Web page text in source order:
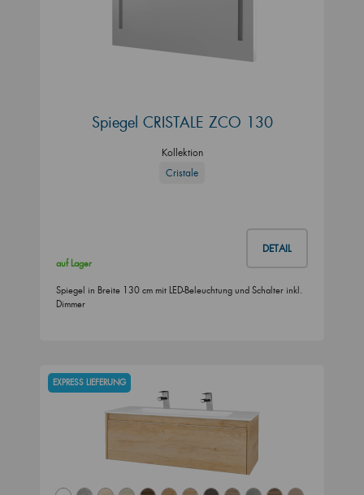
Spiegel CRISTALE ZCO 130
Kollektion
Cristale
DETAIL
auf Lager
Spiegel in Breite 130 cm mit LED-Beleuchtung und Schalter inkl.
Dimmer
EXPRESS LIEFERUNG